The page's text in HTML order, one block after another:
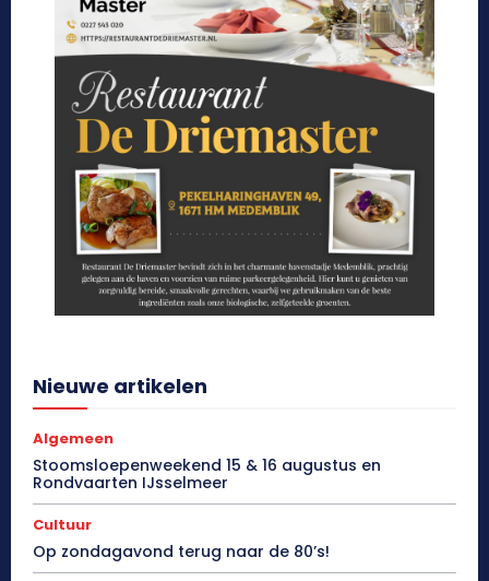
Nieuwe artikelen
Algemeen
Stoomsloepenweekend 15 & 16 augustus en
Rondvaarten IJsselmeer
Cultuur
Op zondagavond terug naar de 80’s!